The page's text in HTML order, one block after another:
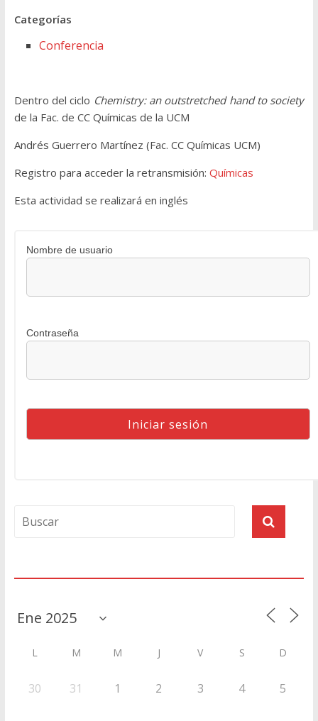
Categorías
Conferencia
Dentro del ciclo Chemistry: an outstretched hand to society
de la Fac. de CC Químicas de la UCM
Andrés Guerrero Martínez (Fac. CC Químicas UCM)
Registro para acceder la retransmisión: Químicas
Esta actividad se realizará en inglés
Nombre de usuario
Contraseña
L M M J V S D
30 31 1 2 3 4 5